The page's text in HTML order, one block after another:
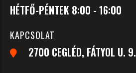
HÉTFŐ-PÉNTEK 8:00 - 16:00
KAPCSOLAT
2700 CEGLÉD, FÁTYOL U. 9.